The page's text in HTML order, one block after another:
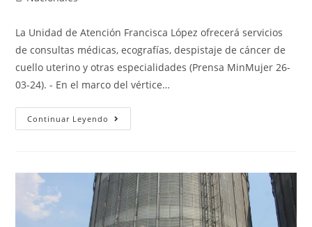
La Unidad de Atención Francisca López ofrecerá servicios
de consultas médicas, ecografías, despistaje de cáncer de
cuello uterino y otras especialidades (Prensa MinMujer 26-
03-24). - En el marco del vértice…
Continuar Leyendo